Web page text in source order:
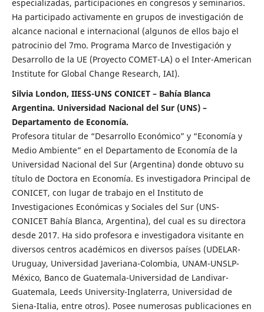
especializadas, participaciones en congresos y seminarios.
Ha participado activamente en grupos de investigación de
alcance nacional e internacional (algunos de ellos bajo el
patrocinio del 7mo. Programa Marco de Investigación y
Desarrollo de la UE (Proyecto COMET-LA) o el Inter-American
Institute for Global Change Research, IAI).
Silvia London, IIESS-UNS CONICET – Bahía Blanca
Argentina. Universidad Nacional del Sur (UNS) –
Departamento de Economía.
Profesora titular de “Desarrollo Económico” y “Economía y
Medio Ambiente” en el Departamento de Economía de la
Universidad Nacional del Sur (Argentina) donde obtuvo su
título de Doctora en Economía. Es investigadora Principal de
CONICET, con lugar de trabajo en el Instituto de
Investigaciones Económicas y Sociales del Sur (UNS-
CONICET Bahía Blanca, Argentina), del cual es su directora
desde 2017. Ha sido profesora e investigadora visitante en
diversos centros académicos en diversos países (UDELAR-
Uruguay, Universidad Javeriana-Colombia, UNAM-UNSLP-
México, Banco de Guatemala-Universidad de Landivar-
Guatemala, Leeds University-Inglaterra, Universidad de
Siena-Italia, entre otros). Posee numerosas publicaciones en